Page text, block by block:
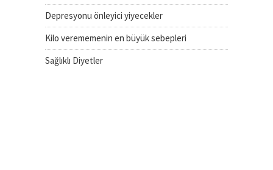
Depresyonu önleyici yiyecekler
Kilo verememenin en büyük sebepleri
Sağlıklı Diyetler